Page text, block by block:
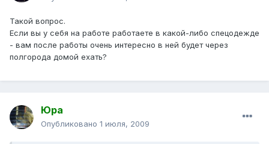
Такой вопрос.
Если вы у себя на работе работаете в какой-либо спецодежде
- вам после работы очень интересно в ней будет через
полгорода домой ехать?
Юра
Опубликовано 1 июля, 2009